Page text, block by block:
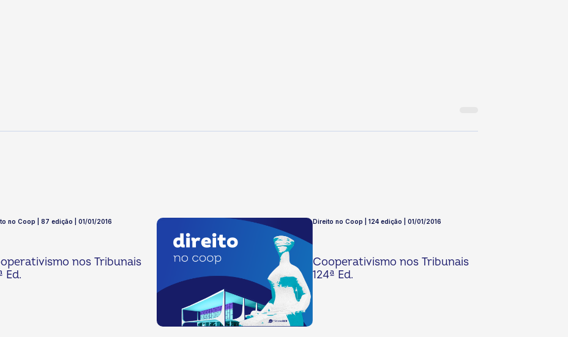
no Coop | 87 edição | 01/01/2016
nos Tribunais
Ed.
Direito no Coop | 124 edição | 01/01/2016
Cooperativismo nos Tribunais
124ª Ed.